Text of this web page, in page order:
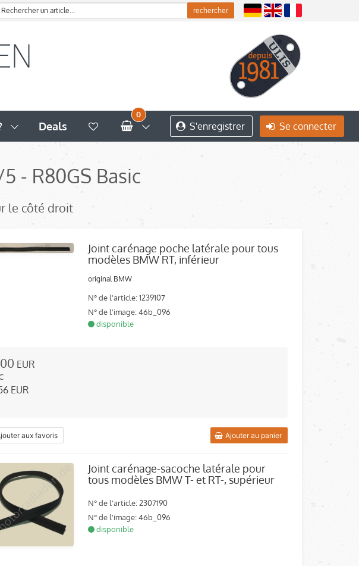
Deals
0
S'enregistrer Se connecter
- R80GS Basic
le côté droit
Joint carénage poche latérale pour tous
modèles BMW RT, inférieur
original BMW
N° de l'article: 1239107
N° de l'image: 46b_096
disponible
EUR
EUR
aux favoris Ajouter au panier
Joint carénage-sacoche latérale pour
tous modèles BMW T- et RT-, supérieur
N° de l'article: 2307190
N° de l'image: 46b_096
disponible